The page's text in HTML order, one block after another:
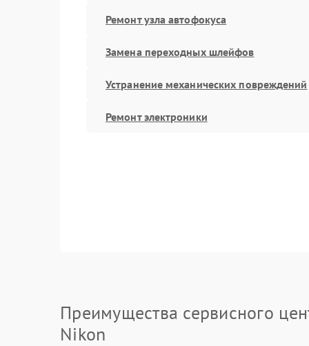
Ремонт узла автофокуса
Замена переходных шлейфов
Устранение механических повреждений
Ремонт электроники
Преимущества сервисного
Nikon